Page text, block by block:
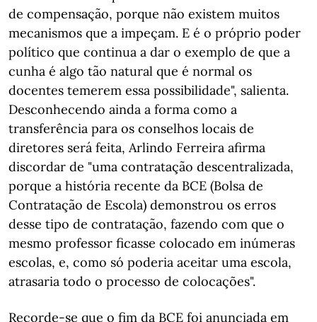
de compensação, porque não existem muitos
mecanismos que a impeçam. E é o próprio poder
político que continua a dar o exemplo de que a
cunha é algo tão natural que é normal os
docentes temerem essa possibilidade", salienta.
Desconhecendo ainda a forma como a
transferência para os conselhos locais de
diretores será feita, Arlindo Ferreira afirma
discordar de "uma contratação descentralizada,
porque a história recente da BCE (Bolsa de
Contratação de Escola) demonstrou os erros
desse tipo de contratação, fazendo com que o
mesmo professor ficasse colocado em inúmeras
escolas, e, como só poderia aceitar uma escola,
atrasaria todo o processo de colocações".
Recorde-se que o fim da BCE foi anunciada em